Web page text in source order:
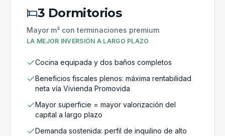
3 Dormitorios
Mayor m² con terminaciones premium
LA MEJOR INVERSIÓN A LARGO PLAZO
Cocina equipada y dos baños completos
Beneficios fiscales plenos: máxima rentabilidad
neta vía Vivienda Promovida
Mayor superficie = mayor valorización del
capital a largo plazo
Demanda sostenida: perfil de inquilino de alto